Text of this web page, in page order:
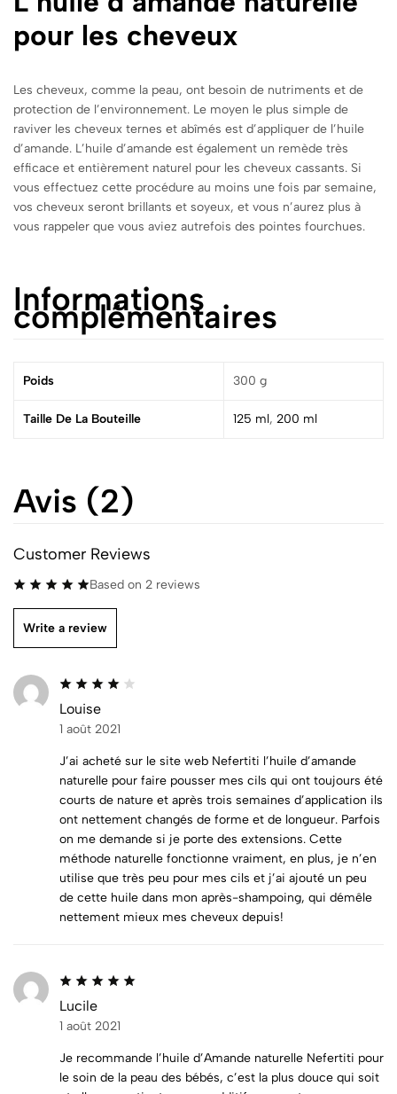
pour les cheveux
Les cheveux, comme la peau, ont besoin de nutriments et de
protection de l’environnement. Le moyen le plus simple de
raviver les cheveux ternes et abîmés est d’appliquer de l’huile
d’amande. L’huile d’amande est également un remède très
efficace et entièrement naturel pour les cheveux cassants. Si
vous effectuez cette procédure au moins une fois par semaine,
vos cheveux seront brillants et soyeux, et vous n’aurez plus à
vous rappeler que vous aviez autrefois des pointes fourchues.
Informations
complémentaires
Poids 300 g
Taille De La Bouteille 125 ml, 200 ml
Avis (2)
Customer Reviews
Based on 2 reviews
Write a review
Louise
1 août 2021
J’ai acheté sur le site web Nefertiti l’huile d’amande
naturelle pour faire pousser mes cils qui ont toujours été
courts de nature et après trois semaines d’application ils
ont nettement changés de forme et de longueur. Parfois
on me demande si je porte des extensions. Cette
méthode naturelle fonctionne vraiment, en plus, je n’en
utilise que très peu pour mes cils et j’ai ajouté un peu
de cette huile dans mon après-shampoing, qui démêle
nettement mieux mes cheveux depuis!
Lucile
1 août 2021
Je recommande l’huile d’Amande naturelle Nefertiti pour
le soin de la peau des bébés, c’est la plus douce qui soit